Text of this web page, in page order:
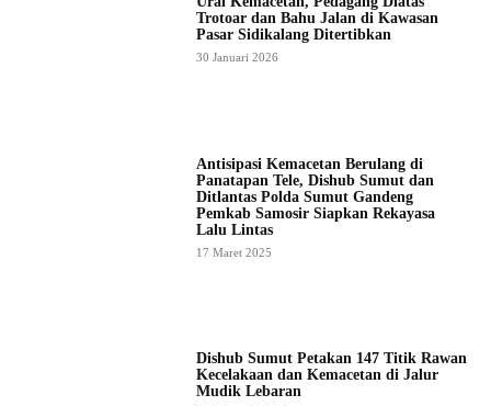
Trotoar dan Bahu Jalan di Kawasan
Pasar Sidikalang Ditertibkan
30 Januari 2026
Antisipasi Kemacetan Berulang di
Panatapan Tele, Dishub Sumut dan
Ditlantas Polda Sumut Gandeng
Pemkab Samosir Siapkan Rekayasa
Lalu Lintas
17 Maret 2025
Dishub Sumut Petakan 147 Titik Rawan
Kecelakaan dan Kemacetan di Jalur
Mudik Lebaran